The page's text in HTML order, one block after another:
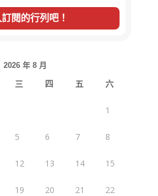
2026 年 8 月
三 四 五 六
1
5 6 7 8
12 13 14 15
19 20 21 22